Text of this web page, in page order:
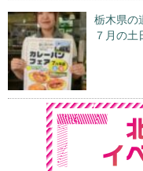
栃木県の
７月の